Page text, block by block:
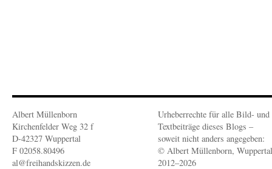
Albert Müllenborn
Kirchenfelder Weg 32 f
D-42327 Wuppertal
F 02058.80496
al@freihandskizzen.de
Urheberrechte für alle Bild- und
Textbeiträge dieses Blogs –
soweit nicht anders angegeben:
© Albert Müllenborn, Wuppertal
2012–2026